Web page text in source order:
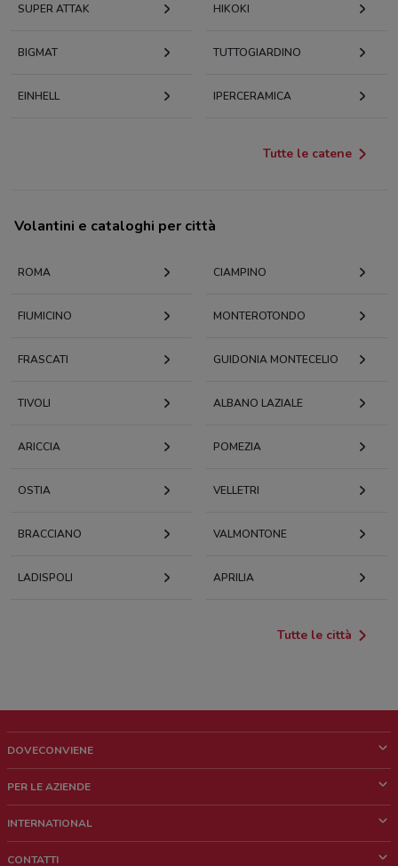
SUPER ATTAK HIKOKI
BIGMAT TUTTOGIARDINO
EINHELL IPERCERAMICA
Tutte le catene
Volantini e cataloghi per città
ROMA CIAMPINO
FIUMICINO MONTEROTONDO
FRASCATI GUIDONIA MONTECELIO
TIVOLI ALBANO LAZIALE
ARICCIA POMEZIA
OSTIA VELLETRI
BRACCIANO VALMONTONE
LADISPOLI APRILIA
Tutte le città
DOVECONVIENE
Chi siamo
PER LE AZIENDE
Richieste commerciali e marketing
INTERNATIONAL
CONTATTI